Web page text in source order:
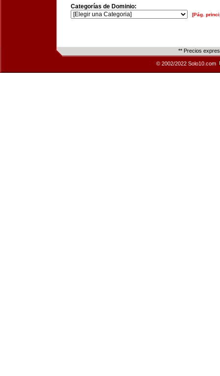
Categorías de Dominio:
[Pág.
** Precios
© 2002/2022 Solo10.com